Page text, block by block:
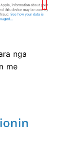
nga
me